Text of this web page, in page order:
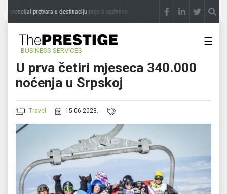
potencijal pretvara u destinacijuprije 3 sedmice STEVICA LUKIĆ: Majevica je
BUSINESS SERVICES
☰
U prva četiri mjeseca 340.000
noćenja u Srpskoj
Travel 15.06.2023.